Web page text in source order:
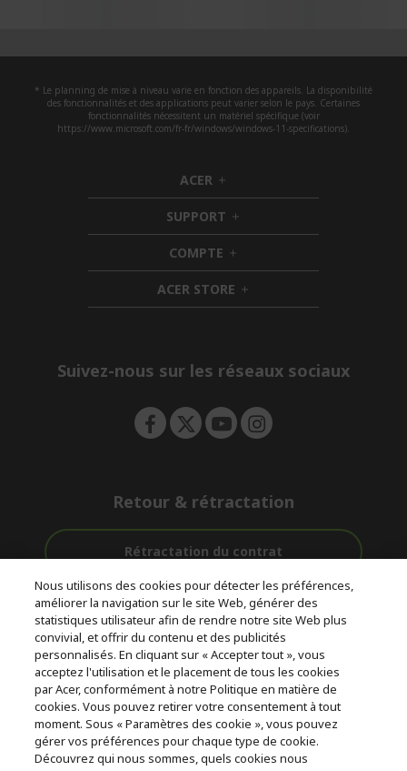
* Le planning de mise à niveau varie en fonction des appareils. La disponibilité
des fonctionnalités et des applications peut varier selon le pays. Certaines
fonctionnalités nécessitent un matériel spécifique (voir
https://www.microsoft.com/fr-fr/windows/windows-11-specifications).
ACER h
i
d
d
e
n
SUPPORT h
i
d
d
e
n
COMPTE h
i
d
d
ACER STORE h
i
e
Suivez-nous sur les réseaux sociaux
Retour & rétractation
Rétractation du contrat
Livraison
Gratuite
Accompagnement
avant et après-
vente
Avec 0%
D'intérêt
© 2026 Acer Inc.
CPYou BV est le revendeur et marchand agréé pour les produits et
services proposés au sein de ce magasin.
Nous utilisons des cookies pour détecter les préférences,
améliorer la navigation sur le site Web, générer des
statistiques utilisateur afin de rendre notre site Web plus
convivial, et offrir du contenu et des publicités
personnalisés. En cliquant sur « Accepter tout », vous
acceptez l'utilisation et le placement de tous les cookies
par Acer, conformément à notre Politique en matière de
cookies. Vous pouvez retirer votre consentement à tout
moment. Sous « Paramètres des cookie », vous pouvez
gérer vos préférences pour chaque type de cookie.
Découvrez qui nous sommes, quels cookies nous